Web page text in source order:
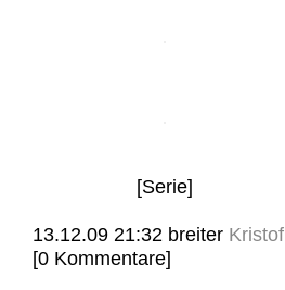
[Serie]
13.12.09 21:32 breiter Kristof
[0 Kommentare]